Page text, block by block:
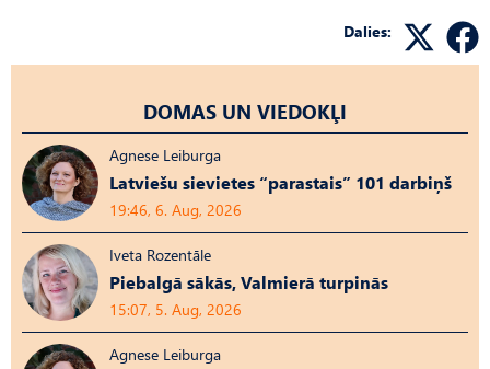
Dalies:
DOMAS UN VIEDOKĻI
Agnese Leiburga
Latviešu sievietes “parastais” 101 darbiņš
19:46, 6. Aug, 2026
Iveta Rozentāle
Piebalgā sākās, Valmierā turpinās
15:07, 5. Aug, 2026
Agnese Leiburga